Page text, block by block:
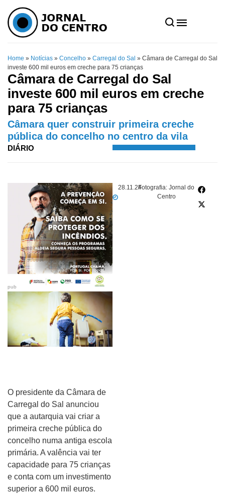
Home » Notícias » Concelho » Carregal do Sal » Câmara de Carregal do Sal
investe 600 mil euros em creche para 75 crianças
Câmara de Carregal do Sal
investe 600 mil euros em creche
para 75 crianças
Câmara quer construir primeira creche
pública do concelho no centro da vila
DIÁRIO
28.11.24Fotografia: Jornal do
Centro
pub
O presidente da Câmara de
Carregal do Sal anunciou
que a autarquia vai criar a
primeira creche pública do
concelho numa antiga escola
primária. A valência vai ter
capacidade para 75 crianças
e conta com um investimento
superior a 600 mil euros.